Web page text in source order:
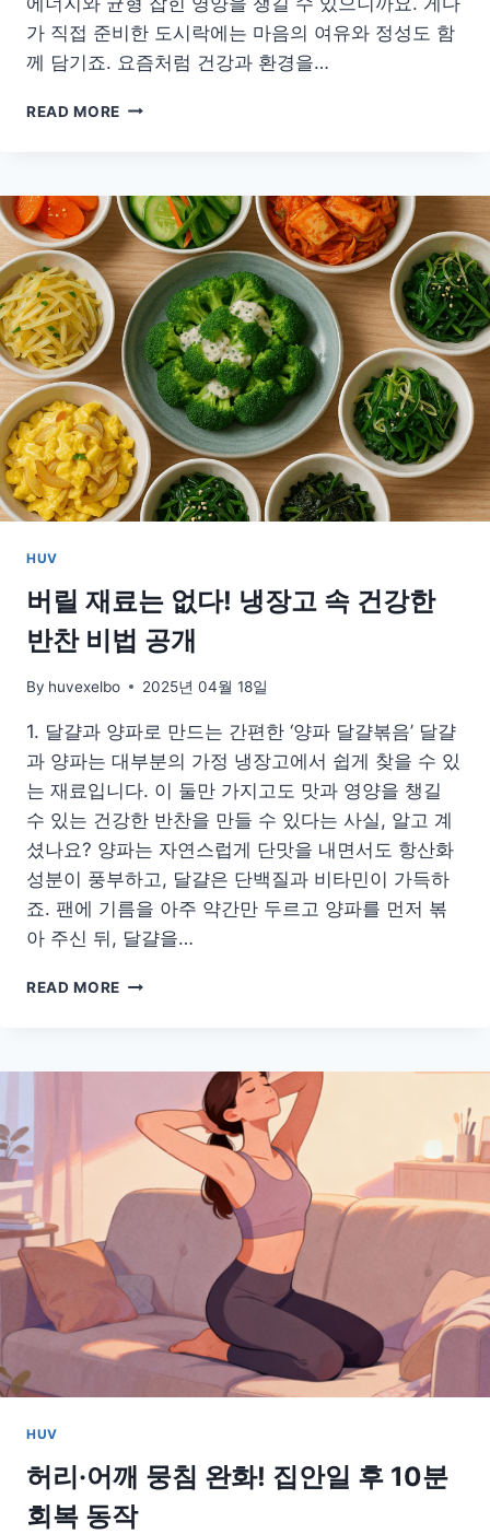
가 직접 준비한 도시락에는 마음의 여유와 정성도 함
께 담기죠. 요즘처럼 건강과 환경을…
READ MORE 하
지
를
채
워
주
는
외
출
용
건
강
도
시
락
아
어
모
음
HUV
버릴 재료는 없다! 냉장고 속 건강한
반찬 비법 공개
By huvexelbo 2025년 04월 18일
1. 달걀과 양파로 만드는 간편한 ‘양파 달걀볶음’ 달걀
과 양파는 대부분의 가정 냉장고에서 쉽게 찾을 수 있
는 재료입니다. 이 둘만 가지고도 맛과 영양을 챙길
수 있는 건강한 반찬을 만들 수 있다는 사실, 알고 계
셨나요? 양파는 자연스럽게 단맛을 내면서도 항산화
성분이 풍부하고, 달걀은 단백질과 비타민이 가득하
죠. 팬에 기름을 아주 약간만 두르고 양파를 먼저 볶
아 주신 뒤, 달걀을…
READ MORE
는
다!
냉
고
강
한
반
찬
비
공
HUV
허리·어깨 뭉침 완화! 집안일 후 10분
회복 동작